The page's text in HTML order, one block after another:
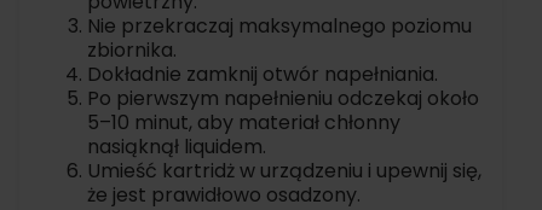
Nie przekraczaj maksymalnego poziomu
zbiornika.
Dokładnie zamknij otwór napełniania.
Po pierwszym napełnieniu odczekaj około
5–10 minut, aby materiał chłonny
nasiąknął liquidem.
Umieść kartridż w urządzeniu i upewnij się,
że jest prawidłowo osadzony.